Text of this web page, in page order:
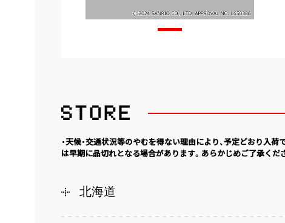
・天候・交通状況等のやむを得ない理由により、予定どおり入
は早期に品切れとなる場合があります。あらかじめご了承くだ
北海道